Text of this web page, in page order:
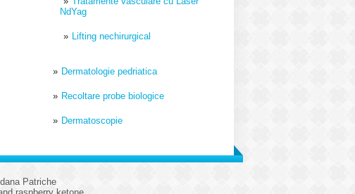
NdYag
Lifting nechirurgical
Dermatologie pedriatica
Recoltare probe biologice
Dermatoscopie
Patriche